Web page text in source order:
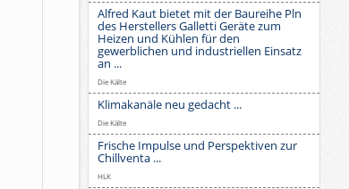
Alfred Kaut bietet mit der Baureihe Pln
des Herstellers Galletti Geräte zum
Heizen und Kühlen für den
gewerblichen und industriellen Einsatz
an ...
Die Kälte
Klimakanäle neu gedacht ...
Die Kälte
Frische Impulse und Perspektiven zur
Chillventa ...
HLK